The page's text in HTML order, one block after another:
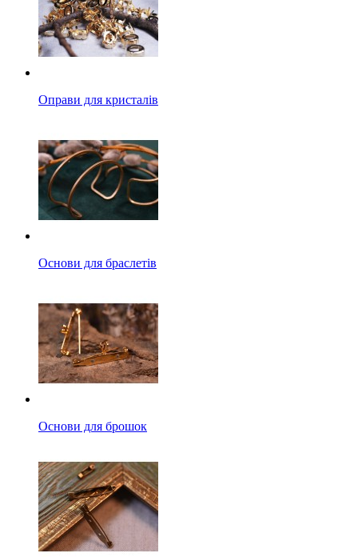
Оправи для кристалів
Основи для браслетів
Основи для брошок